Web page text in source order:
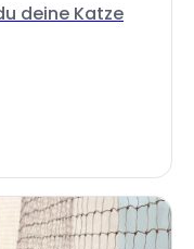
deine Katze